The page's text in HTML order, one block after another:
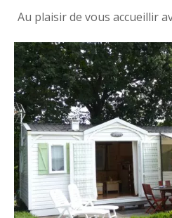
Au plaisir de vous accueillir